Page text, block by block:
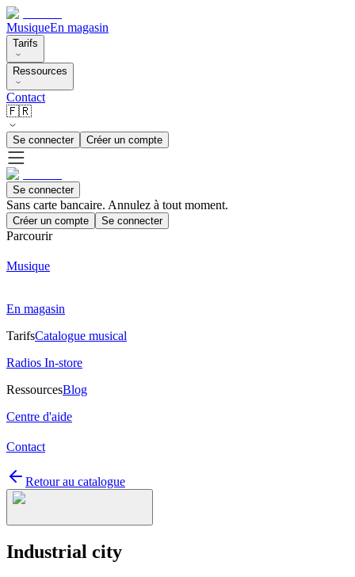
MusiqueEn magasin
Tarifs
Ressources
Contact
🇫🇷
Se connecter Créer un compte
Se connecter
Sans carte bancaire. Annulez à tout moment.
Créer un compte Se connecter
Parcourir
Musique
En magasin
TarifsCatalogue musical
Radios In-store
RessourcesBlog
Centre d'aide
Contact
Retour au catalogue
Industrial city